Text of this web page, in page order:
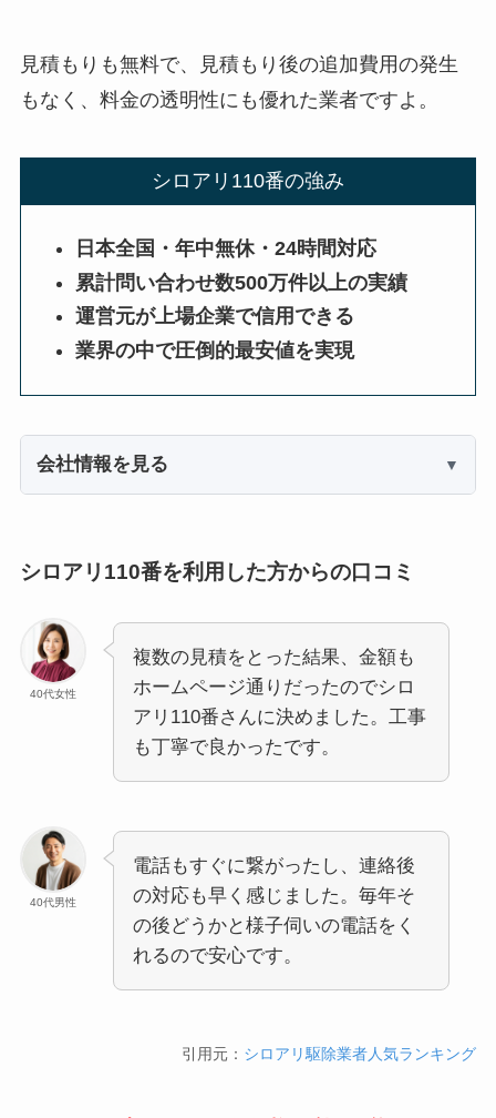
見積もりも無料で、見積もり後の追加費用の発生
もなく、料金の透明性にも優れた業者ですよ。
シロアリ110番の強み
日本全国・年中無休・24時間対応
累計問い合わせ数500万件以上の実績
運営元が上場企業で信用できる
業界の中で圧倒的最安値を実現
会社情報を見る
シロアリ110番を利用した方からの口コミ
40代女性
複数の見積をとった結果、金額も
ホームページ通りだったのでシロ
アリ110番さんに決めました。工事
も丁寧で良かったです。
40代男性
電話もすぐに繋がったし、連絡後
の対応も早く感じました。毎年そ
の後どうかと様子伺いの電話をく
れるので安心です。
引用元： シロアリ駆除業者人気ランキング